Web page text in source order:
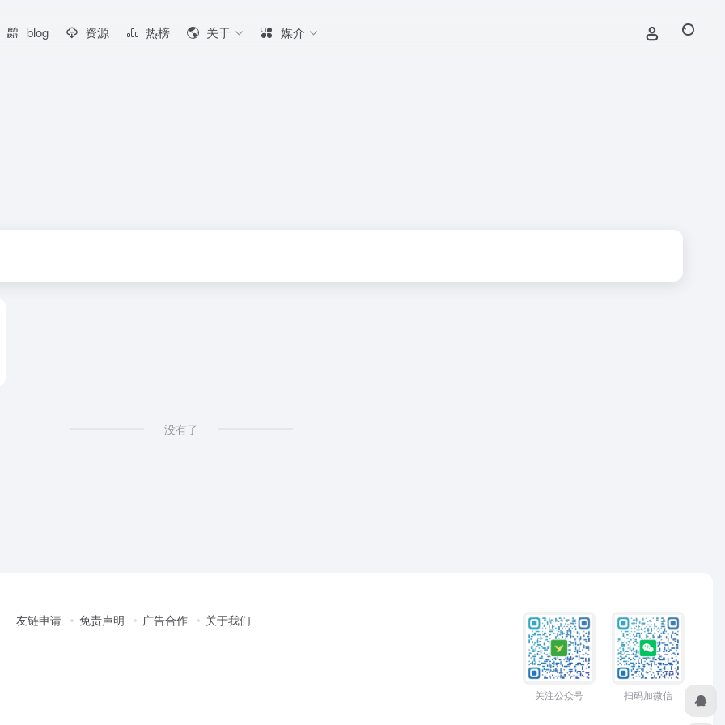
blog 资源 热榜 关于 媒介
没有了
友链申请 免责声明 广告合作 关于我们
关注公众号 扫码加微信